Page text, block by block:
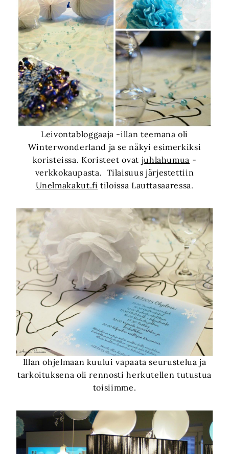
Leivontabloggaaja -illan teemana oli
Winterwonderland ja se näkyi esimerkiksi
koristeissa. Koristeet ovat juhlahumua -
verkkokaupasta. Tilaisuus järjestettiin
Unelmakakut.fi tiloissa Lauttasaaressa.
Illan ohjelmaan kuului vapaata seurustelua ja
tarkoituksena oli rennosti herkutellen tutustua
toisiimme.